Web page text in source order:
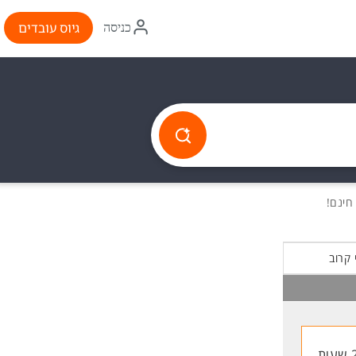
איקון
התחברות
כניסה גיוס עובדים
קרוב